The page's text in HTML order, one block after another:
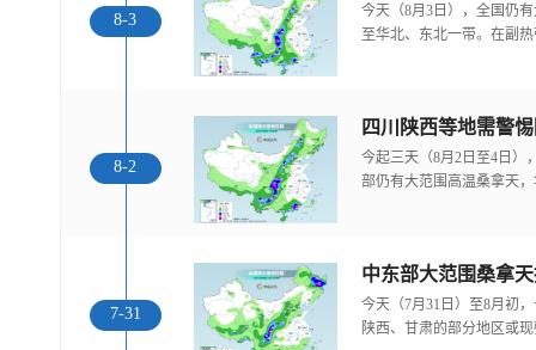
8-3
今天（8月3日），全国仍
至华北、东北一带。在副
8-2
今起三天（8月2日至4日）
部仍有大范围高温桑拿天
7-31
中东部大范围桑拿
今天（7月31日）至8月初
陕西、甘肃的部分地区或